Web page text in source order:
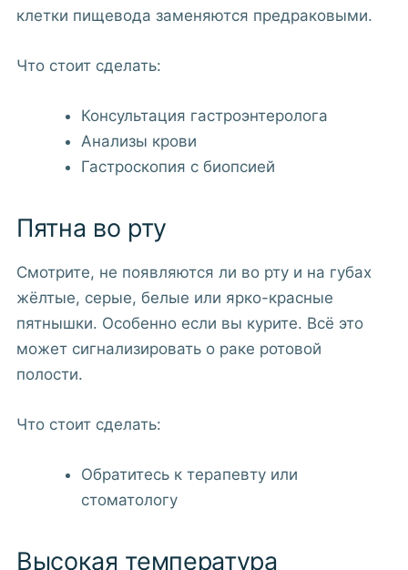
клетки пищевода заменяются предраковыми.
Что стоит сделать:
Консультация гастроэнтеролога
Анализы крови
Гастроскопия с биопсией
Пятна во рту
Смотрите, не появляются ли во рту и на губах
жёлтые, серые, белые или ярко-красные
пятнышки. Особенно если вы курите. Всё это
может сигнализировать о раке ротовой
полости.
Что стоит сделать:
Обратитесь к терапевту или
стоматологу
Высокая температура